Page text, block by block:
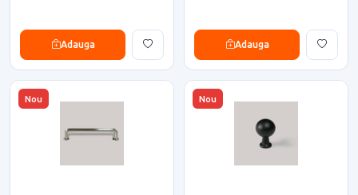
Adauga Adauga
Nou Nou